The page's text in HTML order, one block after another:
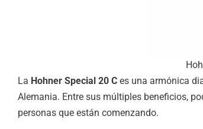
La Hohner Special 20 C es una armónica
Alemania. Entre sus múltiples beneficios,
personas que están comenzando.